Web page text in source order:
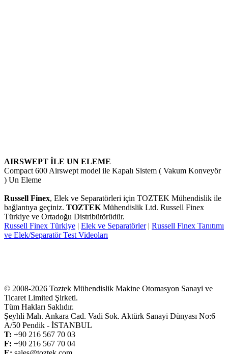
AIRSWEPT İLE UN ELEME
Compact 600 Airswept model ile Kapalı Sistem ( Vakum Konveyör
) Un Eleme
Russell Finex, Elek ve Separatörleri için TOZTEK Mühendislik ile
bağlantıya geçiniz. TOZTEK Mühendislik Ltd. Russell Finex
Türkiye ve Ortadoğu Distribütörüdür.
Russell Finex Türkiye | Elek ve Separatörler | Russell Finex Tanıtımı
ve Elek/Separatör Test Videoları
© 2008-2026 Toztek Mühendislik Makine Otomasyon Sanayi ve
Ticaret Limited Şirketi.
Tüm Hakları Saklıdır.
Şeyhli Mah. Ankara Cad. Vadi Sok. Aktürk Sanayi Dünyası No:6
A/50 Pendik - İSTANBUL
T: +90 216 567 70 03
F: +90 216 567 70 04